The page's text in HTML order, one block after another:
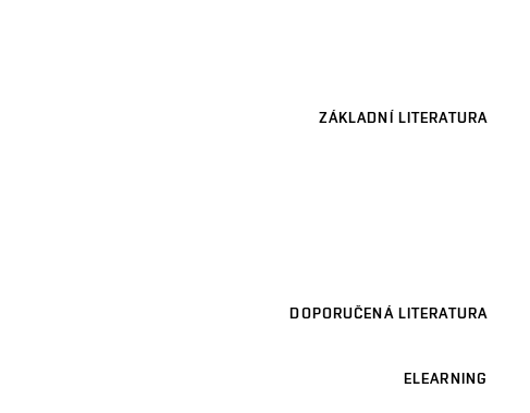
ZÁKLADNÍ LITERATURA
DOPORUČENÁ LITERATURA
ELEARNING